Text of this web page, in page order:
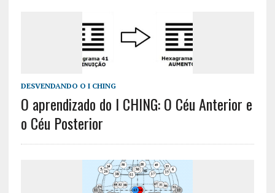
DESVENDANDO O I CHING
O aprendizado do I CHING: O Céu Anterior e
o Céu Posterior